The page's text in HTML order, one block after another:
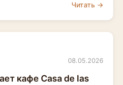
Читать →
08.05.2026
кафе Casa de las